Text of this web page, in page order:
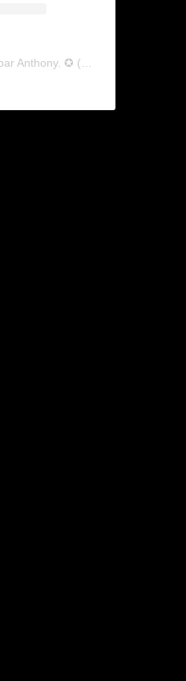
Une publication partagée par Anthony. ✪ (@lyagamii)